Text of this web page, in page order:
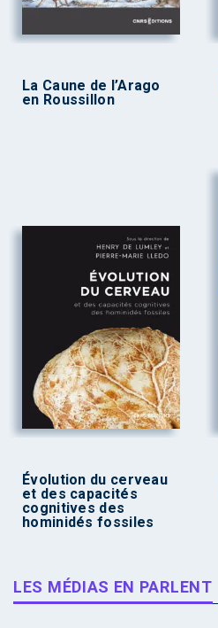
La Caune de l’Arago
en Roussillon
Évolution du cerveau
et des capacités
cognitives des
hominidés fossiles
LES MÉDIAS EN PARLENT